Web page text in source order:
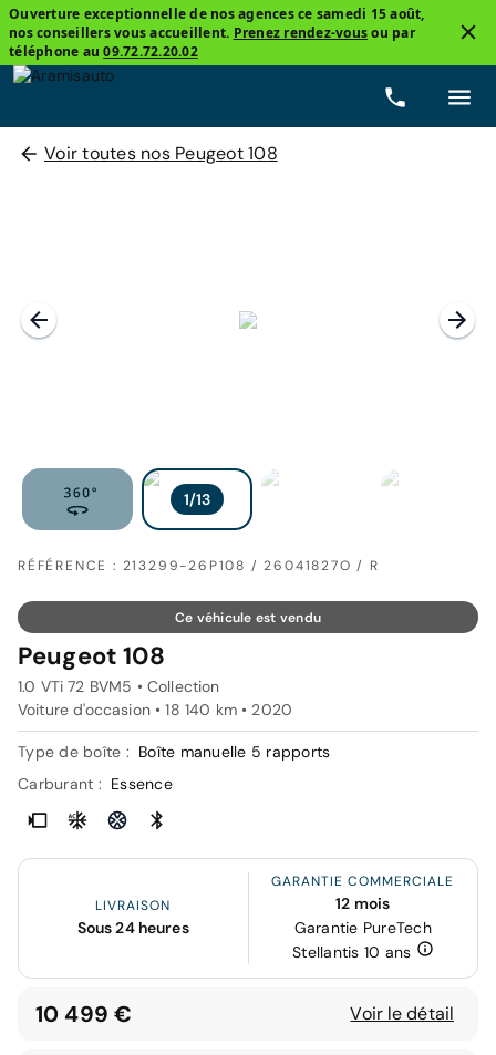
Ouverture exceptionnelle de nos agences ce samedi 15 août,
nos conseillers vous accueillent. Prenez rendez-vousou par
téléphone au09.72.72.20.02
Voir toutes nos Peugeot 108
RÉFÉRENCE : 213299-26P108 / 26041827O / R
Ce véhicule est vendu
Peugeot 108
1.0 VTi 72 BVM5 • Collection
Voiture d'occasion • 18 140 km • 2020
Type de boîte : Boîte manuelle 5 rapports
Carburant : Essence
LIVRAISON
Sous 24 heures
GARANTIE COMMERCIALE
12 mois
Garantie PureTech
Stellantis 10 ans
10 499 € Voir le détail